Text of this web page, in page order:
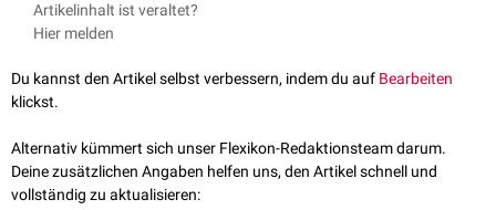
Vergiftung
Besserung der Blutbildparameter nach Eisensubstitution
bestätigt
die Diagnose
PPI-Test
präklinische Therapie einer thyreotoxischen Krise mit
Glukokortikoiden
, um die Umwandlung von
Artikelinhalt ist veraltet?
Hier melden
Du kannst den Artikel selbst verbessern, indem du auf Bearbeiten
klickst.
Alternativ kümmert sich unser Flexikon-Redaktionsteam darum.
Deine zusätzlichen Angaben helfen uns, den Artikel schnell und
vollständig zu aktualisieren: